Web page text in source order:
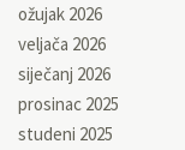
ožujak 2026
veljača 2026
siječanj 2026
prosinac 2025
studeni 2025